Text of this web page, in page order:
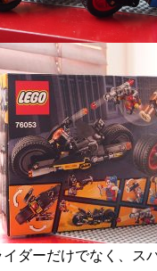
ダーだけでなく、ス